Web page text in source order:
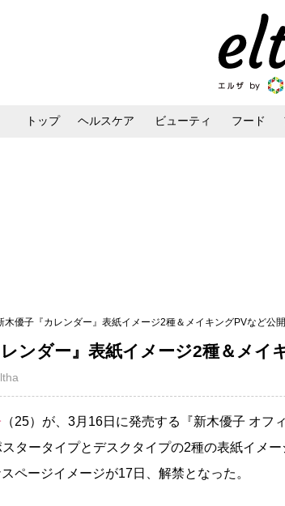
トップ ヘルスケア ビューティ フード
木優子『カレンダー』表紙イメージ2種＆メイキングPVなど公開
ンダー』表紙イメージ2種＆メイ
（25）が、3月16日に発売する『新木優子 オフ
タータイプとデスクタイプの2種の表紙イメ
ページイメージが17日、解禁となった。